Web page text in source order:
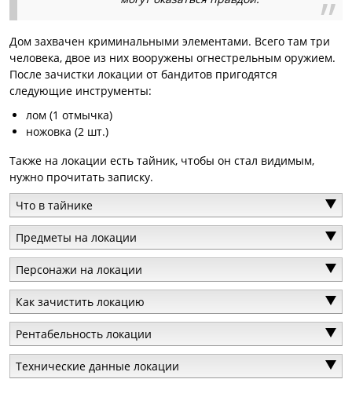
Дом захвачен криминальными элементами. Всего там три
человека, двое из них вооружены огнестрельным оружием.
После зачистки локации от бандитов пригодятся
следующие инструменты:
лом (1 отмычка)
ножовка (2 шт.)
Также на локации есть тайник, чтобы он стал видимым,
нужно прочитать записку.
Что в тайнике
Предметы на локации
Персонажи на локации
Как зачистить локацию
Рентабельность локации
Технические данные локации